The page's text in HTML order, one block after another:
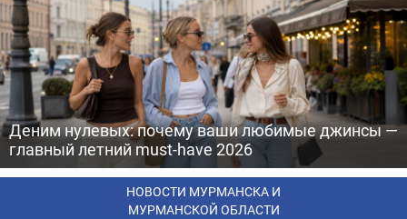
Деним нулевых: почему ваши любимые джинсы —
главный летний must-have 2026
НОВОСТИ МУРМАНСКА И
МУРМАНСКОЙ ОБЛАСТИ